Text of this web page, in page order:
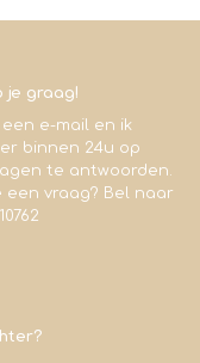
je graag!
e-mail en ik
binnen 24u op
te antwoorden.
een vraag? Bel naar